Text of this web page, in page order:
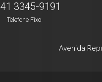
41 3345-9191
Telefone Fixo
Avenida